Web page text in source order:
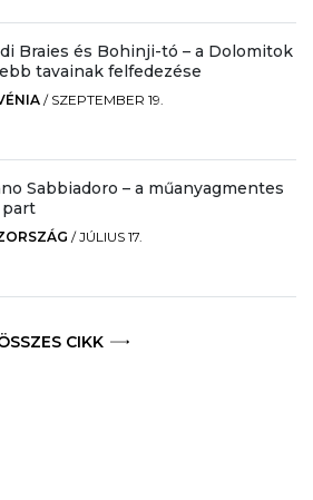
Braies és Bohinji-tó – a Dolomitok
tavainak felfedezése
/ SZEPTEMBER 19.
Sabbiadoro – a műanyagmentes
part
/JÚLIUS 17.
CIKK